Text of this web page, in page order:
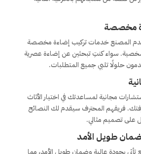
مخصصة
يقدم المصنع خدمات تركيب إضاءة مخصصة
سواء كنتِ تبحثين عن إضاءة عصرية
حلولًا تلبي جميع المتطلبات.
مجانية لمساعدتك في اختيار الأثاث
فريقهم المحترف سيقدم لك النصائح
على تصميم مثالي.
طويل الأمد
بجودة عالية وضمان طويل الأمد، مما